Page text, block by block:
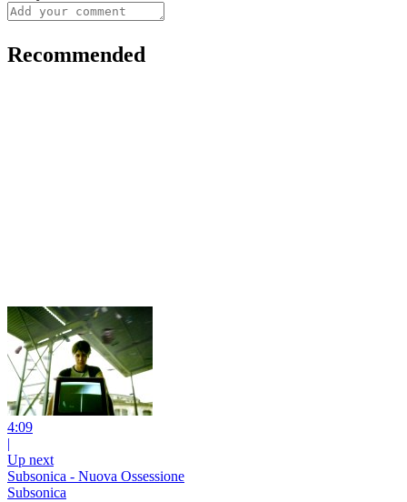
Recommended
4:09
|
Up next
Subsonica - Nuova Ossessione
Subsonica